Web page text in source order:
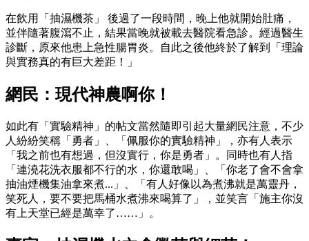
在飲用「抽濕機茶」 後過了一段時間，晚上他就開始肚痛，
並伴隨著腹瀉不止，結果當晚就被載去醫院看急診。經過醫生
診斷，原來他患上急性腸胃炎。自此之後他終於了解到「理論
與實務真的有巨大差距！」
網民：現代神農啊你！
如此有「實驗精神」的帖文當然隨即引起大量網民注意，不少
人紛紛笑稱「勇者」、「佩服你的實驗精神」，亦有人表示
「我之前也有想過，但沒實行，你是勇者」。同時也有人指
「連澆花洗衣服都不行的水，你還敢喝」、「你老了會不會拿
抽油煙機集油拿來煮...」、「有人好像以為煮沸就是萬靈丹，
笑死人，要不要把馬桶水煮沸來喝算了」，並笑言「施主你沒
有上天堂已經是萬幸了……」。